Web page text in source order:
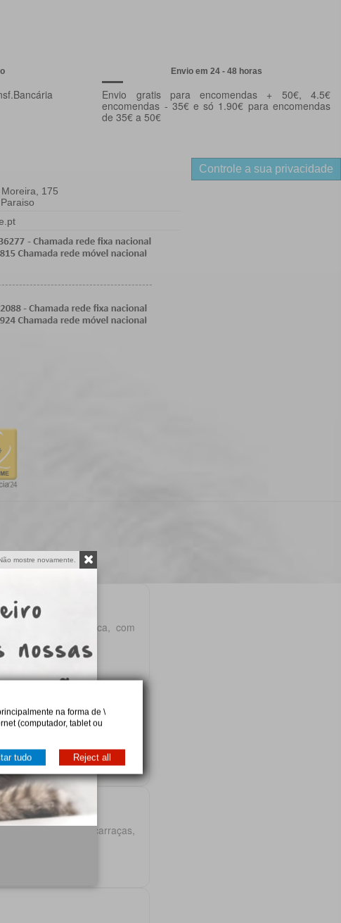
Envio em 24 - 48 horas
Envio gratis para encomendas + 50€, 4.5€
encomendas - 35€ e só 1.90€ para encomendas
de 35€ a 50€
175
Controle a sua privacidade
mostre novamente.
necessidade clínica, com
e necessidades como
contra pulgas e carraças,
na forma de \
(computador, tablet ou
tudo Reject all